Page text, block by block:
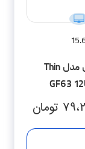
لپ تاپ 15.6 اینچی ام اس آی مدل Thin
GF63
تومان